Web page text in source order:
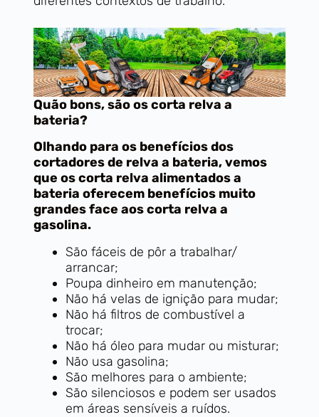
Quão bons, são os corta relva a
bateria?
Olhando para os benefícios dos
cortadores de relva a bateria, vemos
que os corta relva alimentados a
bateria oferecem benefícios muito
grandes face aos corta relva a
gasolina.
São fáceis de pôr a trabalhar/
arrancar;
Poupa dinheiro em manutenção;
Não há velas de ignição para mudar;
Não há filtros de combustível a
trocar;
Não há óleo para mudar ou misturar;
Não usa gasolina;
São melhores para o ambiente;
São silenciosos e podem ser usados
em áreas sensíveis a ruídos.